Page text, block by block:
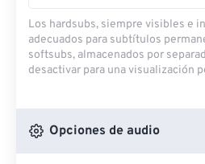
Los hardsubs, siempre visibles e
adecuados para subtítulos
softsubs, almacenados por
desactivar para una visualización
Opciones de audio